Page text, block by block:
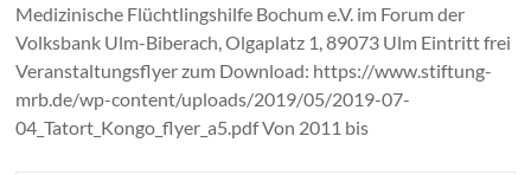
Medizinische Flüchtlingshilfe Bochum e.V. im Forum der
Volksbank Ulm-Biberach, Olgaplatz 1, 89073 Ulm Eintritt frei
Veranstaltungsflyer zum Download: https://www.stiftung-
mrb.de/wp-content/uploads/2019/05/2019-07-
04_Tatort_Kongo_flyer_a5.pdf Von 2011 bis